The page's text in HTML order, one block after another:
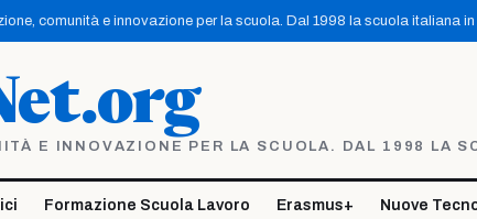
comunità e innovazione per la scuola. Dal 1998 la scuola italiana in
E INNOVAZIONE PER LA SCUOLA. DAL 1998 LA
Formazione Scuola Lavoro Erasmus+ Nuove